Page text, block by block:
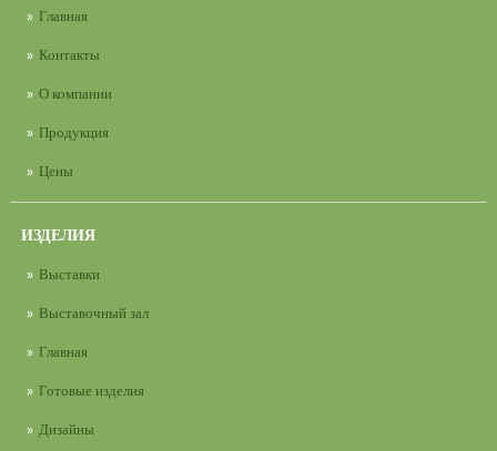
Главная
Контакты
О компании
Продукция
Цены
ИЗДЕЛИЯ
Выставки
Выставочный зал
Главная
Готовые изделия
Дизайны